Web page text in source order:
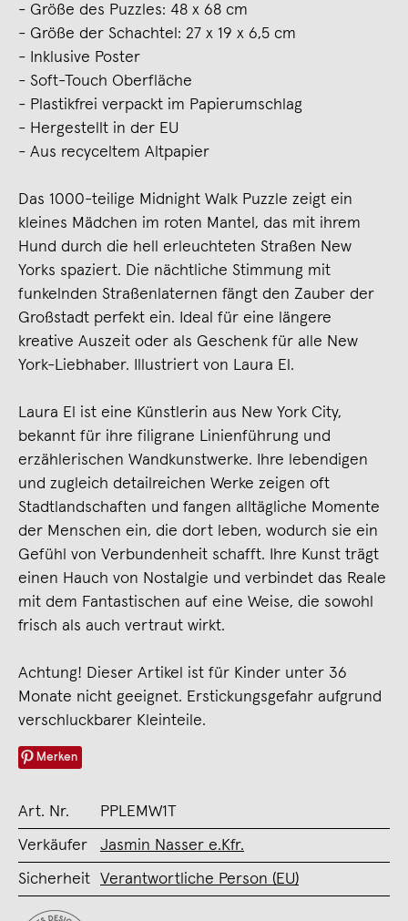
- Größe des Puzzles: 48 x 68 cm
- Größe der Schachtel: 27 x 19 x 6,5 cm
- Inklusive Poster
- Soft-Touch Oberfläche
- Plastikfrei verpackt im Papierumschlag
- Hergestellt in der EU
- Aus recyceltem Altpapier
Das 1000-teilige Midnight Walk Puzzle zeigt ein
kleines Mädchen im roten Mantel, das mit ihrem
Hund durch die hell erleuchteten Straßen New
Yorks spaziert. Die nächtliche Stimmung mit
funkelnden Straßenlaternen fängt den Zauber der
Großstadt perfekt ein. Ideal für eine längere
kreative Auszeit oder als Geschenk für alle New
York-Liebhaber. Illustriert von Laura El.
Laura El ist eine Künstlerin aus New York City,
bekannt für ihre filigrane Linienführung und
erzählerischen Wandkunstwerke. Ihre lebendigen
und zugleich detailreichen Werke zeigen oft
Stadtlandschaften und fangen alltägliche Momente
der Menschen ein, die dort leben, wodurch sie ein
Gefühl von Verbundenheit schafft. Ihre Kunst trägt
einen Hauch von Nostalgie und verbindet das Reale
mit dem Fantastischen auf eine Weise, die sowohl
frisch als auch vertraut wirkt.
Achtung! Dieser Artikel ist für Kinder unter 36
Monate nicht geeignet. Erstickungsgefahr aufgrund
verschluckbarer Kleinteile.
Merken
Art. Nr. PPLEMW1T
Verkäufer Jasmin Nasser e.Kfr.
Sicherheit Verantwortliche Person (EU)